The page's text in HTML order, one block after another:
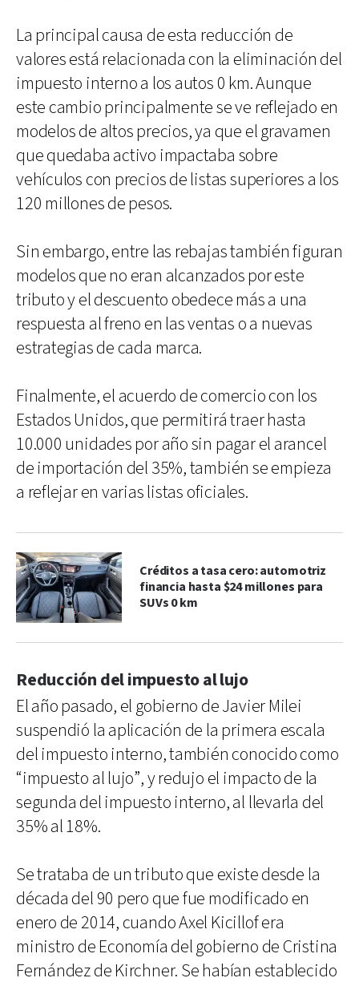
La principal causa de esta reducción de
valores está relacionada con la eliminación del
impuesto interno a los autos 0 km. Aunque
este cambio principalmente se ve reflejado en
modelos de altos precios, ya que el gravamen
que quedaba activo impactaba sobre
vehículos con precios de listas superiores a los
120 millones de pesos.
Sin embargo, entre las rebajas también figuran
modelos que no eran alcanzados por este
tributo y el descuento obedece más a una
respuesta al freno en las ventas o a nuevas
estrategias de cada marca.
Finalmente, el acuerdo de comercio con los
Estados Unidos, que permitirá traer hasta
10.000 unidades por año sin pagar el arancel
de importación del 35%, también se empieza
a reflejar en varias listas oficiales.
Créditos a tasa cero: automotriz
financia hasta $24 millones para
SUVs 0 km
Reducción del impuesto al lujo
El año pasado, el gobierno de Javier Milei
suspendió la aplicación de la primera escala
del impuesto interno, también conocido como
“impuesto al lujo”, y redujo el impacto de la
segunda del impuesto interno, al llevarla del
35% al 18%.
Se trataba de un tributo que existe desde la
década del 90 pero que fue modificado en
enero de 2014, cuando Axel Kicillof era
ministro de Economía del gobierno de Cristina
Fernández de Kirchner. Se habían establecido